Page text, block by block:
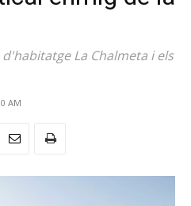
La Chalmeta i els
AM